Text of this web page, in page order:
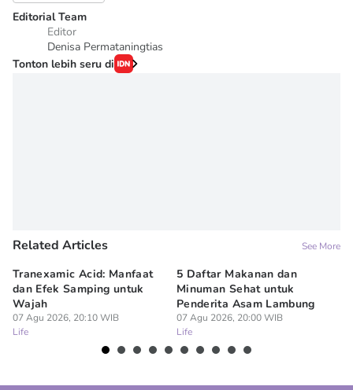
Editorial Team
Editor
Denisa Permataningtias
Tonton lebih seru di
Related Articles See More
Tranexamic Acid: Manfaat
dan Efek Samping untuk
Wajah
07 Agu 2026, 20:10 WIB
Life
5 Daftar Makanan dan
Minuman Sehat untuk
Penderita Asam Lambung
07 Agu 2026, 20:00 WIB
Life